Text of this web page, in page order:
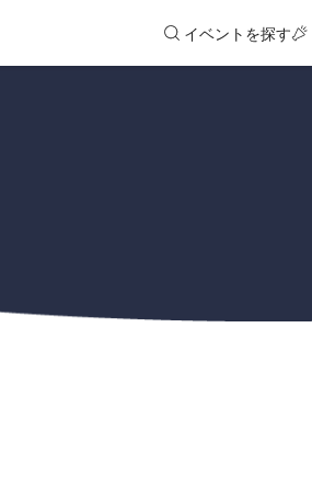
イベントを探す